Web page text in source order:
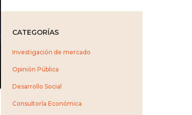
CATEGORÍAS
Investigación de mercado
Opinión Pública
Desarrollo Social
Consultoría Económica